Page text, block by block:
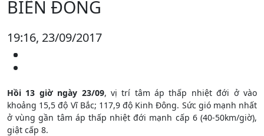
BIỂN ĐÔNG
19:16, 23/09/2017
Hồi 13 giờ ngày 23/09, vị trí tâm áp thấp nhiệt đới ở vào
khoảng 15,5 độ Vĩ Bắc; 117,9 độ Kinh Đông. Sức gió mạnh nhất
ở vùng gần tâm áp thấp nhiệt đới mạnh cấp 6 (40-50km/giờ),
giật cấp 8.